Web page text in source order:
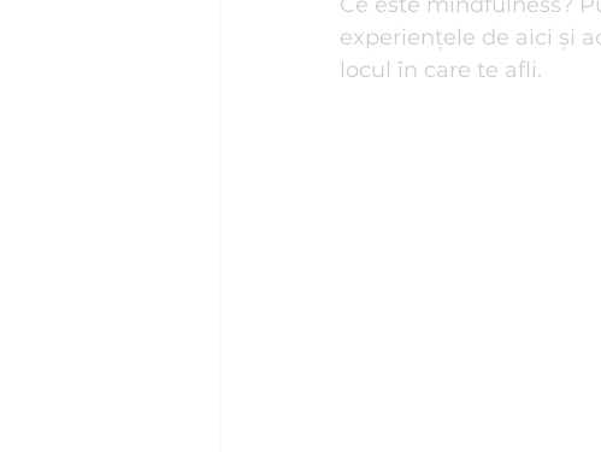
Psihosomatică Psihoterapie de
experiențele de aici și
locul în care te afli.